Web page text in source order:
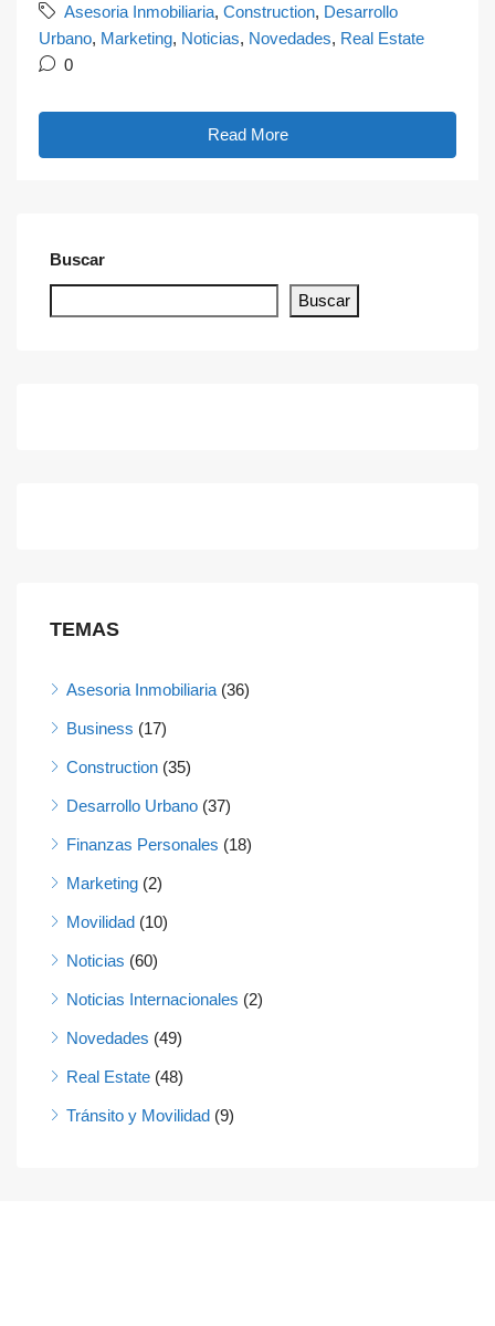
Asesoria Inmobiliaria, Construction, Desarrollo
Urbano, Marketing, Noticias, Novedades, Real Estate
0
Read More
Buscar
Buscar
TEMAS
Asesoria Inmobiliaria (36)
Business (17)
Construction (35)
Desarrollo Urbano (37)
Finanzas Personales (18)
Marketing (2)
Movilidad (10)
Noticias (60)
Noticias Internacionales (2)
Novedades (49)
Real Estate (48)
Tránsito y Movilidad (9)